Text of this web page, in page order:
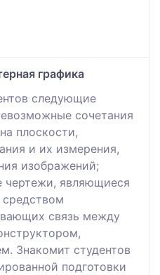
графика
следующие
сочетания
плоскости,
и их измерения,
изображений;
чертежи, являющиеся
связь между
Знакомит студентов
подготовки